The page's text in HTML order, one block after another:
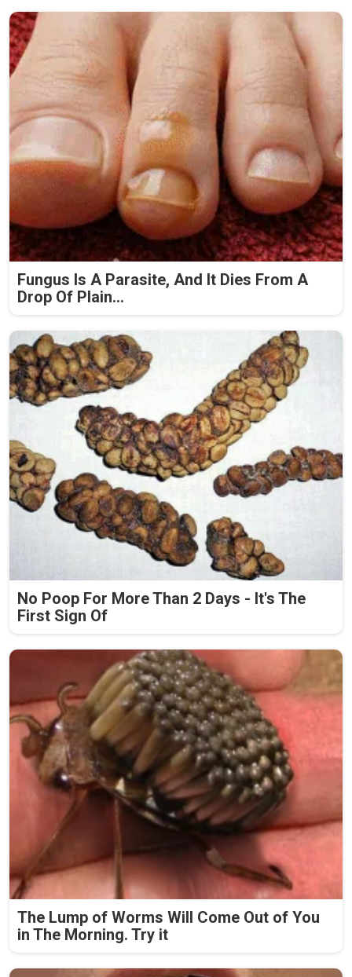
Fungus Is A Parasite, And It Dies From A
Drop Of Plain...
No Poop For More Than 2 Days - It's The
First Sign Of
The Lump of Worms Will Come Out of You
in The Morning. Try it